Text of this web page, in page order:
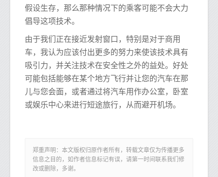
假设生存，那么那种情况下的乘客可能不会大力
倡导这项技术。
由于我们正在接近发射窗口，特别是对于商用
车，我认为应该付出更多的努力来使该技术具有
吸引力，并关注技术在安全性之外的益处。好处
可能包括能够在某个地方飞行并让您的汽车在那
儿与您会面，或者通过将汽车用作办公室，卧室
或娱乐中心来进行短途旅行，从而避开机场。
郑重声明：本文版权归原作者所有，转载文章仅为传播更多
信息之目的，如作者信息标记有误，请第一时间联系我们修
改或删除，多谢。